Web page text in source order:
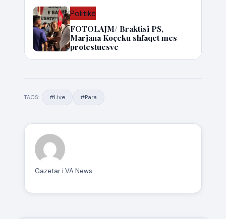
Politikë
FOTOLAJM/ Braktisi PS,
Marjana Koçeku shfaqet mes
protestuesve
TAGS: #Live #Para
Gazetar i VA News.